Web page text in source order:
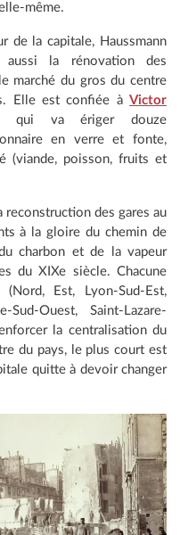
même.
de la capitale, Haussmann
aussi la rénovation des
marché du gros du centre
Elle est confiée à Victor
qui va ériger douze
en verre et fonte,
(viande, poisson, fruits et
des gares au
à la gloire du chemin de
charbon et de la vapeur
du XIXe siècle. Chacune
Est, Lyon-Sud-Est,
Sud-Ouest, Saint-Lazare-
la centralisation du
du pays, le plus court est
quitte à devoir changer